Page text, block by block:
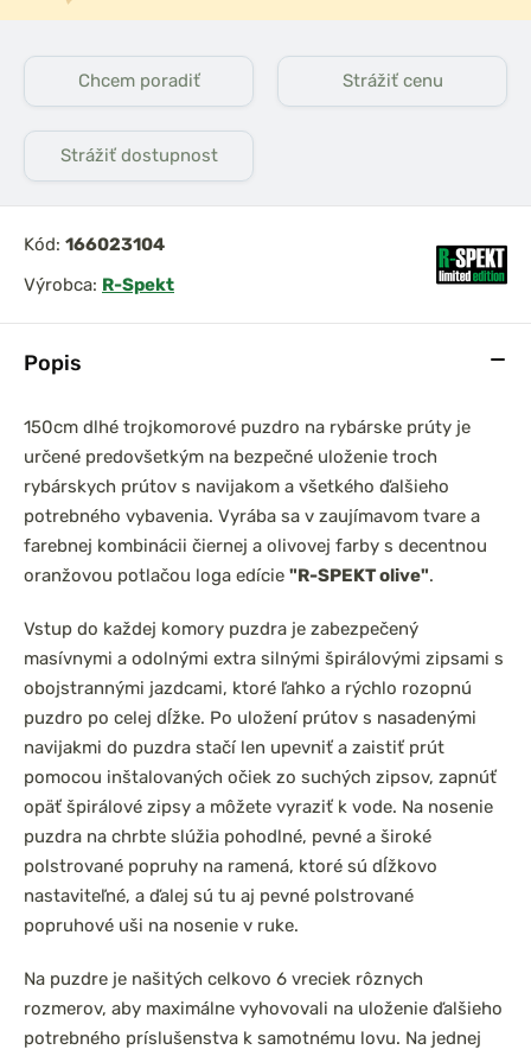
3,6m 3lb
páska na prúty 2ks
Popis
150cm dlhé trojkomorové puzdro na rybárske prúty je
určené predovšetkým na bezpečné uloženie troch
rybárskych prútov s navijakom a všetkého ďalšieho
potrebného vybavenia. Vyrába sa v zaujímavom tvare a
farebnej kombinácii čiernej a olivovej farby s decentnou
oranžovou potlačou loga edície "R-SPEKT olive".
Vstup do každej komory puzdra je zabezpečený
masívnymi a odolnými extra silnými špirálovými zipsami s
obojstrannými jazdcami, ktoré ľahko a rýchlo rozopnú
puzdro po celej dĺžke. Po uložení prútov s nasadenými
navijakmi do puzdra stačí len upevniť a zaistiť prút
pomocou inštalovaných očiek zo suchých zipsov, zapnúť
opäť špirálové zipsy a môžete vyraziť k vode. Na nosenie
puzdra na chrbte slúžia pohodlné, pevné a široké
polstrované popruhy na ramená, ktoré sú dĺžkovo
nastaviteľné, a ďalej sú tu aj pevné polstrované
popruhové uši na nosenie v ruke.
Na puzdre je našitých celkovo 6 vreciek rôznych
rozmerov, aby maximálne vyhovovali na uloženie ďalšieho
potrebného príslušenstva k samotnému lovu. Na jednej
Chcem poradiť Strážiť cenu
Strážiť dostupnost
Kód: 166023104
Výrobca: R-Spekt